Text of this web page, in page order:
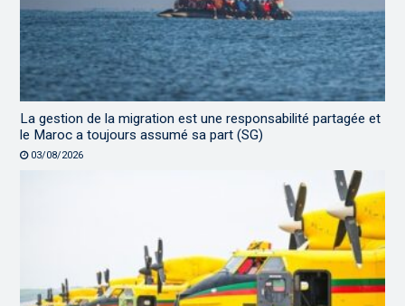
La gestion de la migration est une responsabilité partagée et
le Maroc a toujours assumé sa part (SG)
03/08/2026